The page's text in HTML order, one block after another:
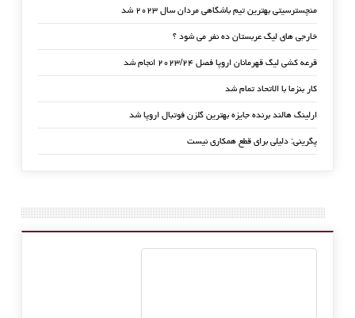
منچسترسیتی بهترین تیم باشگاهی مردان سال ۲۰۲۳ شد
خارجی های لیگ عربستان ده نفر می شود ؟
قرعه کشی لیگ قهرمانان اروپا فصل ۲۰۲۳/۲۴ انجام شد
کار بنزما با الاتحاد تمام شد
ارلینگ هالند برنده جایزه بهترین گلزن فوتبال اروپا شد
پگرینی: دلیلی برای قطع همکاری نیست